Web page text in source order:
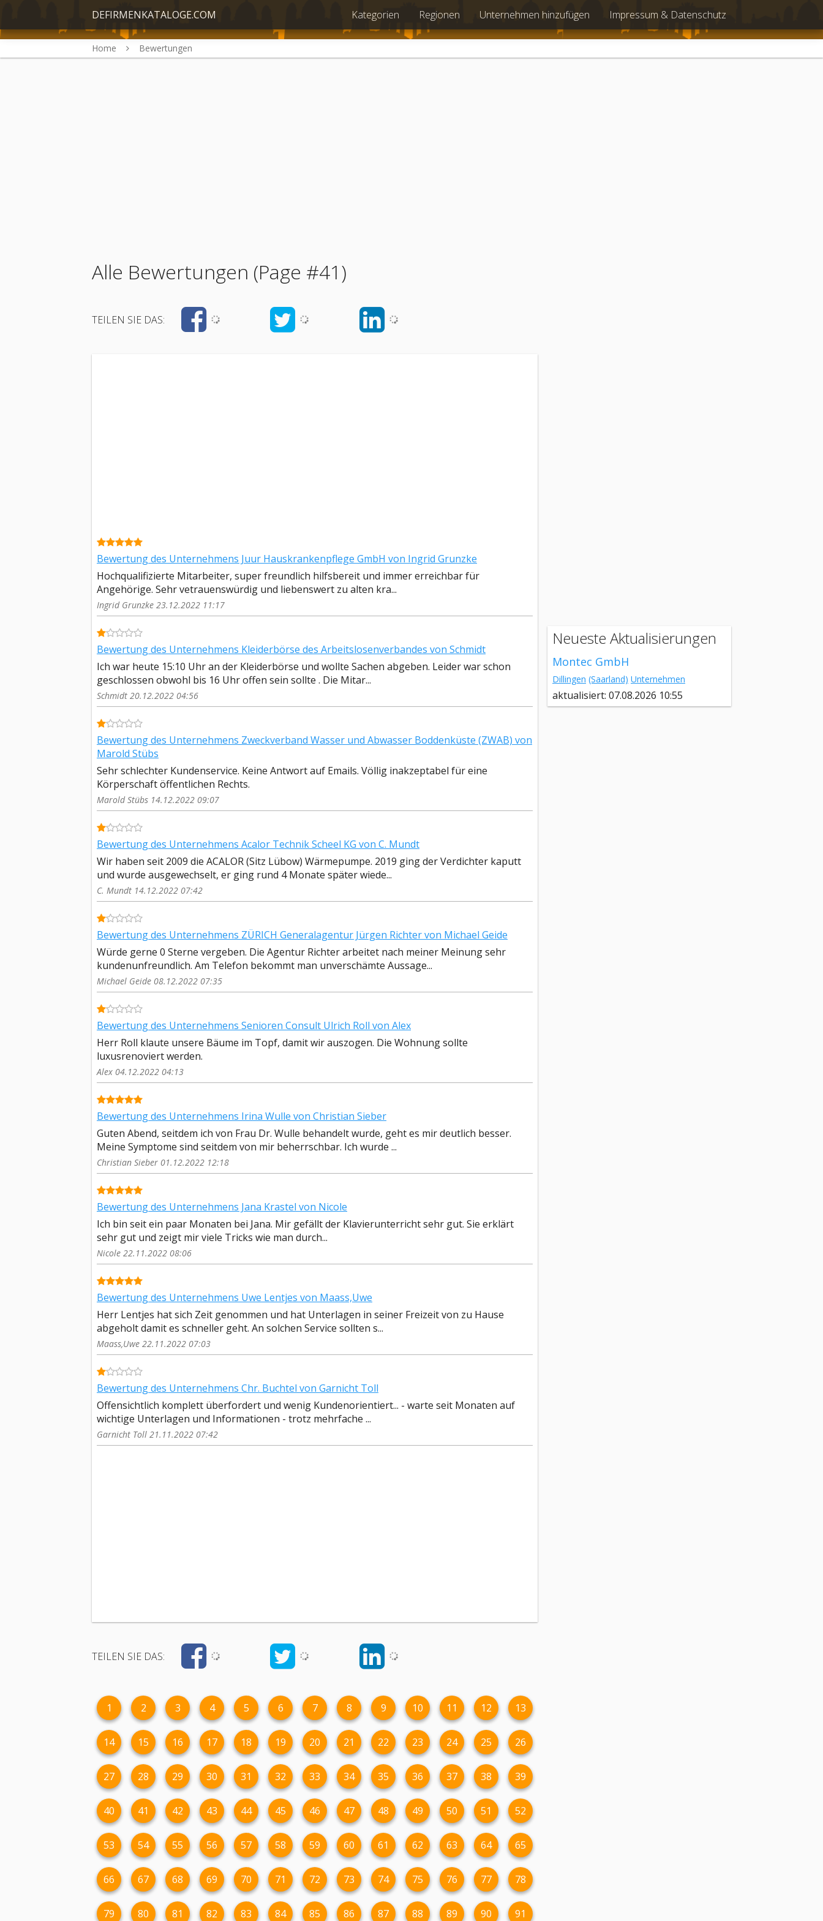
DEFIRMENKATALOGE.COM Kategorien Regionen Unternehmen hinzufügen Impressum & Datenschutz
Home Bewertungen
Alle Bewertungen (Page #41)
TEILEN SIE DAS:
Bewertung des Unternehmens Juur Hauskrankenpflege GmbH von Ingrid Grunzke
Hochqualifizierte Mitarbeiter, super freundlich hilfsbereit und immer erreichbar für
Angehörige. Sehr vetrauenswürdig und liebenswert zu alten kra...
Ingrid Grunzke 23.12.2022 11:17
Bewertung des Unternehmens Kleiderbörse des Arbeitslosenverbandes von Schmidt
Ich war heute 15:10 Uhr an der Kleiderbörse und wollte Sachen abgeben. Leider war schon
geschlossen obwohl bis 16 Uhr offen sein sollte . Die Mitar...
Schmidt 20.12.2022 04:56
Bewertung des Unternehmens Zweckverband Wasser und Abwasser Boddenküste (ZWAB) von
Marold Stübs
Sehr schlechter Kundenservice. Keine Antwort auf Emails. Völlig inakzeptabel für eine
Körperschaft öffentlichen Rechts.
Marold Stübs 14.12.2022 09:07
Bewertung des Unternehmens Acalor Technik Scheel KG von C. Mundt
Wir haben seit 2009 die ACALOR (Sitz Lübow) Wärmepumpe. 2019 ging der Verdichter kaputt
und wurde ausgewechselt, er ging rund 4 Monate später wiede...
C. Mundt 14.12.2022 07:42
Bewertung des Unternehmens ZÜRICH Generalagentur Jürgen Richter von Michael Geide
Würde gerne 0 Sterne vergeben. Die Agentur Richter arbeitet nach meiner Meinung sehr
kundenunfreundlich. Am Telefon bekommt man unverschämte Aussage...
Michael Geide 08.12.2022 07:35
Bewertung des Unternehmens Senioren Consult Ulrich Roll von Alex
Herr Roll klaute unsere Bäume im Topf, damit wir auszogen. Die Wohnung sollte
luxusrenoviert werden.
Alex 04.12.2022 04:13
Bewertung des Unternehmens Irina Wulle von Christian Sieber
Guten Abend, seitdem ich von Frau Dr. Wulle behandelt wurde, geht es mir deutlich besser.
Meine Symptome sind seitdem von mir beherrschbar. Ich wurde ...
Christian Sieber 01.12.2022 12:18
Bewertung des Unternehmens Jana Krastel von Nicole
Ich bin seit ein paar Monaten bei Jana. Mir gefällt der Klavierunterricht sehr gut. Sie erklärt
sehr gut und zeigt mir viele Tricks wie man durch...
Nicole 22.11.2022 08:06
Bewertung des Unternehmens Uwe Lentjes von Maass,Uwe
Herr Lentjes hat sich Zeit genommen und hat Unterlagen in seiner Freizeit von zu Hause
abgeholt damit es schneller geht. An solchen Service sollten s...
Maass,Uwe 22.11.2022 07:03
Bewertung des Unternehmens Chr. Buchtel von Garnicht Toll
Offensichtlich komplett überfordert und wenig Kundenorientiert... - warte seit Monaten auf
wichtige Unterlagen und Informationen - trotz mehrfache ...
Garnicht Toll 21.11.2022 07:42
TEILEN SIE DAS:
1 2 3 4 5 6 7 8 9 10 11 12 13
14 15 16 17 18 19 20 21 22 23 24 25 26
27 28 29 30 31 32 33 34 35 36 37 38 39
40 41 42 43 44 45 46 47 48 49 50 51 52
53 54 55 56 57 58 59 60 61 62 63 64 65
66 67 68 69 70 71 72 73 74 75 76 77 78
79 80 81 82 83 84 85 86 87 88 89 90 91
Neueste Aktualisierungen
Montec GmbH
Dillingen (Saarland) Unternehmen
aktualisiert: 07.08.2026 10:55